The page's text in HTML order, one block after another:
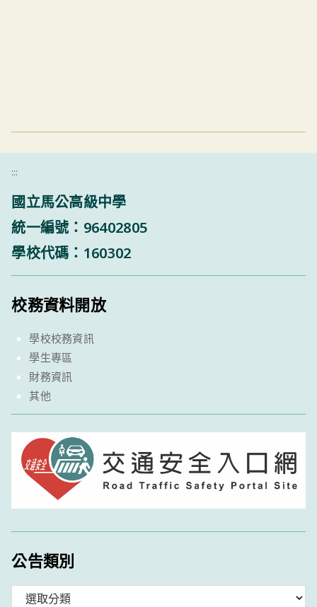
:::
國立馬公高級中學
統一編號：96402805
學校代碼：160302
校務資料開放
學校校務資訊
學生專區
財務資訊
其他
公告類別